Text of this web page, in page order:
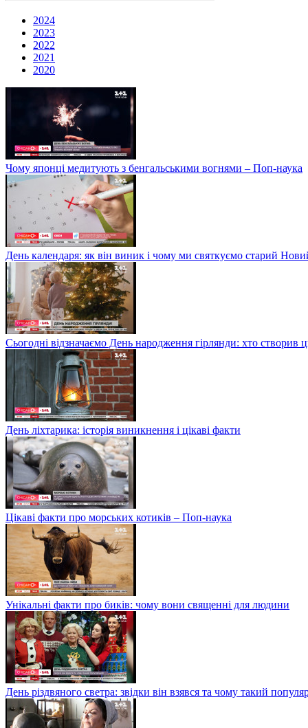
2024
2023
2022
2021
2020
Чому японці медитують з бенгальськими вогнями – Поп-наука
День календаря: як він виник і чому ми святкуємо старий
Сьогодні відзначаємо День народження гірлянди: хто створив
День ліхтарика: історія виникнення і цікаві факти
Цікаві факти про морських котиків – Поп-наука
Унікальні факти про биків: чому вони священні для людини
День різдвяного светра: звідки він взявся та чому такий